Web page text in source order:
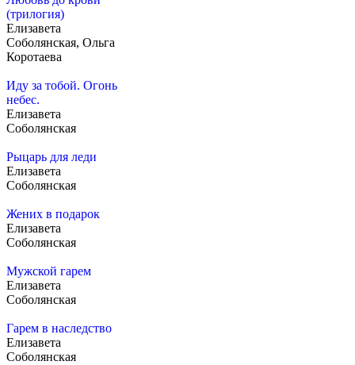
(трилогия)
Елизавета
Соболянская, Ольга
Коротаева
Иду за тобой. Огонь
небес.
Елизавета
Соболянская
Рыцарь для леди
Елизавета
Соболянская
Жених в подарок
Елизавета
Соболянская
Мужской гарем
Елизавета
Соболянская
Гарем в наследство
Елизавета
Соболянская